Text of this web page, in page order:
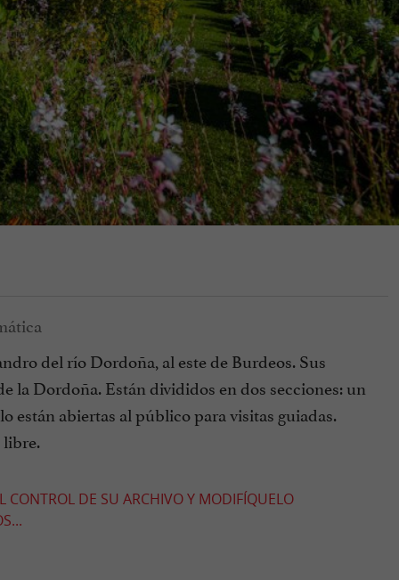
del río Dordoña, al este de Burdeos. Sus
la Dordoña. Están divididos en dos secciones: un
están abiertas al público para visitas guiadas.
libre.
CONTROL DE SU ARCHIVO Y MODIFÍQUELO